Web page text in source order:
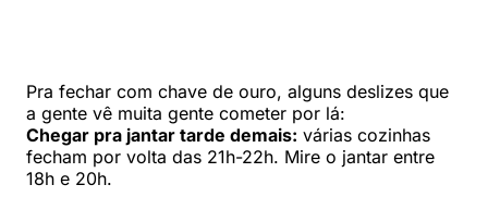
Pra fechar com chave de ouro, alguns deslizes que
a gente vê muita gente cometer por lá:
Chegar pra jantar tarde demais: várias cozinhas
fecham por volta das 21h-22h. Mire o jantar entre
18h e 20h.